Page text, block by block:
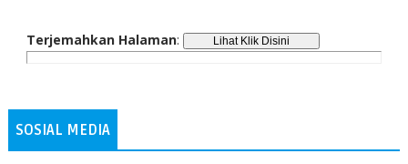
Terjemahkan Halaman:
SOSIAL MEDIA